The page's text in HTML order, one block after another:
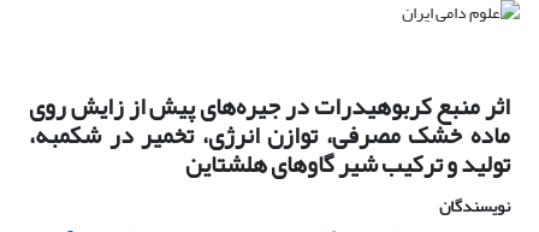
اثر منبع کربوهیدرات در جیره‌های پیش از زایش روی
ماده خشک مصرفی، توازن انرژی، تخمیر در شکمبه،
تولید و ترکیب شیر گاوهای هلشتاین
نویسندگان